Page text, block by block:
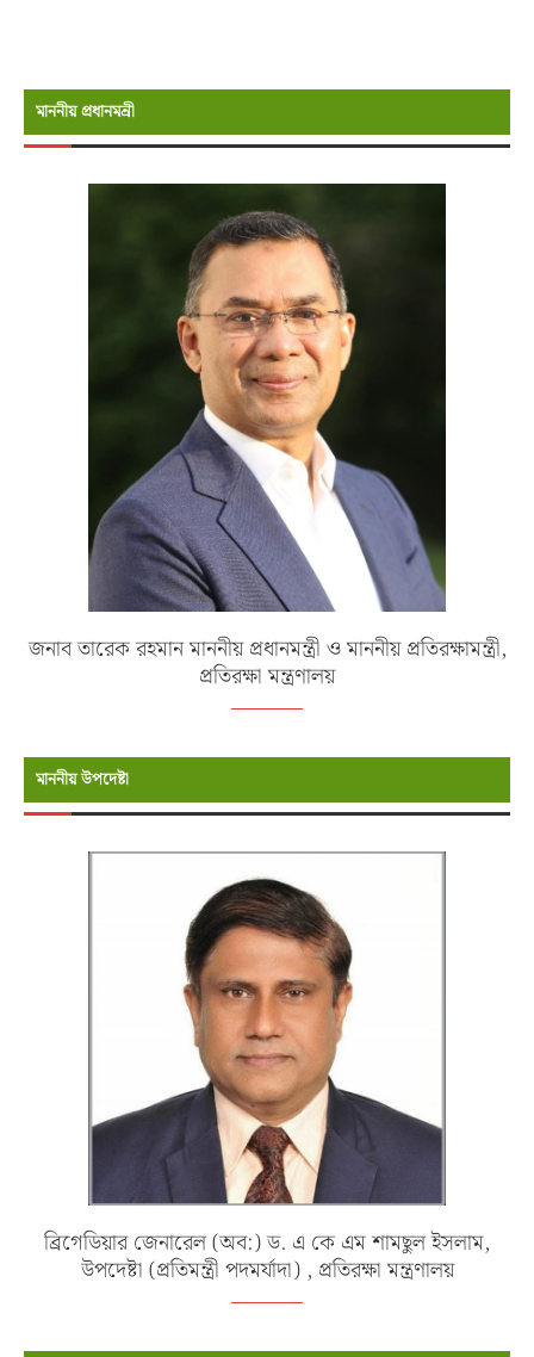
জনাব তারেক রহমান মাননীয় প্রধানমন্ত্রী ও মাননীয় প্রতিরক্ষামন্ত্রী,
ব্রিগেডিয়ার জেনারেল (অব:) ড. এ কে এম শামছুল ইসলাম,